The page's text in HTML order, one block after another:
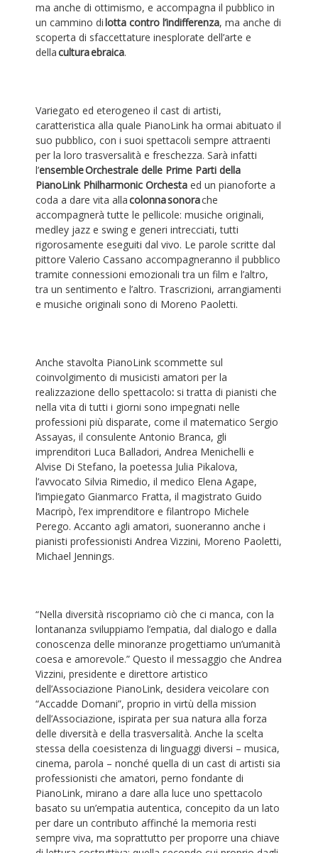
ma anche di ottimismo, e accompagna il pubblico in
un cammino dilotta contro l’indifferenza, ma anche di
scoperta di sfaccettature inesplorate dell’arte e
dellaculturaebraica.
Variegato ed eterogeneo il cast di artisti,
caratteristica alla quale PianoLink ha ormai abituato il
suo pubblico, con i suoi spettacoli sempre attraenti
per la loro trasversalità e freschezza. Sarà infatti
l’ensembleOrchestrale delle Prime Parti della
PianoLink Philharmonic Orchesta ed un pianoforte a
coda a dare vita allacolonnasonorache
accompagnerà tutte le pellicole: musiche originali,
medley jazz e swing e generi intrecciati, tutti
rigorosamente eseguiti dal vivo. Le parole scritte dal
pittore Valerio Cassano accompagneranno il pubblico
tramite connessioni emozionali tra un film e l’altro,
tra un sentimento e l’altro. Trascrizioni, arrangiamenti
e musiche originali sono di Moreno Paoletti.
Anche stavolta PianoLink scommette sul
coinvolgimento di musicisti amatori per la
realizzazione dello spettacolo: si tratta di pianisti che
nella vita di tutti i giorni sono impegnati nelle
professioni più disparate, come il matematico Sergio
Assayas, il consulente Antonio Branca, gli
imprenditori Luca Balladori, Andrea Menichelli e
Alvise Di Stefano, la poetessa Julia Pikalova,
l’avvocato Silvia Rimedio, il medico Elena Agape,
l’impiegato Gianmarco Fratta, il magistrato Guido
Macripò, l’ex imprenditore e filantropo Michele
Perego. Accanto agli amatori, suoneranno anche i
pianisti professionisti Andrea Vizzini, Moreno Paoletti,
Michael Jennings.
“Nella diversità riscopriamo ciò che ci manca, con la
lontananza sviluppiamo l’empatia, dal dialogo e dalla
conoscenza delle minoranze progettiamo un’umanità
coesa e amorevole.” Questo il messaggio che Andrea
Vizzini, presidente e direttore artistico
dell’Associazione PianoLink, desidera veicolare con
“Accadde Domani”, proprio in virtù della mission
dell’Associazione, ispirata per sua natura alla forza
delle diversità e della trasversalità. Anche la scelta
stessa della coesistenza di linguaggi diversi – musica,
cinema, parola – nonché quella di un cast di artisti sia
professionisti che amatori, perno fondante di
PianoLink, mirano a dare alla luce uno spettacolo
basato su un’empatia autentica, concepito da un lato
per dare un contributo affinché la memoria resti
sempre viva, ma soprattutto per proporre una chiave